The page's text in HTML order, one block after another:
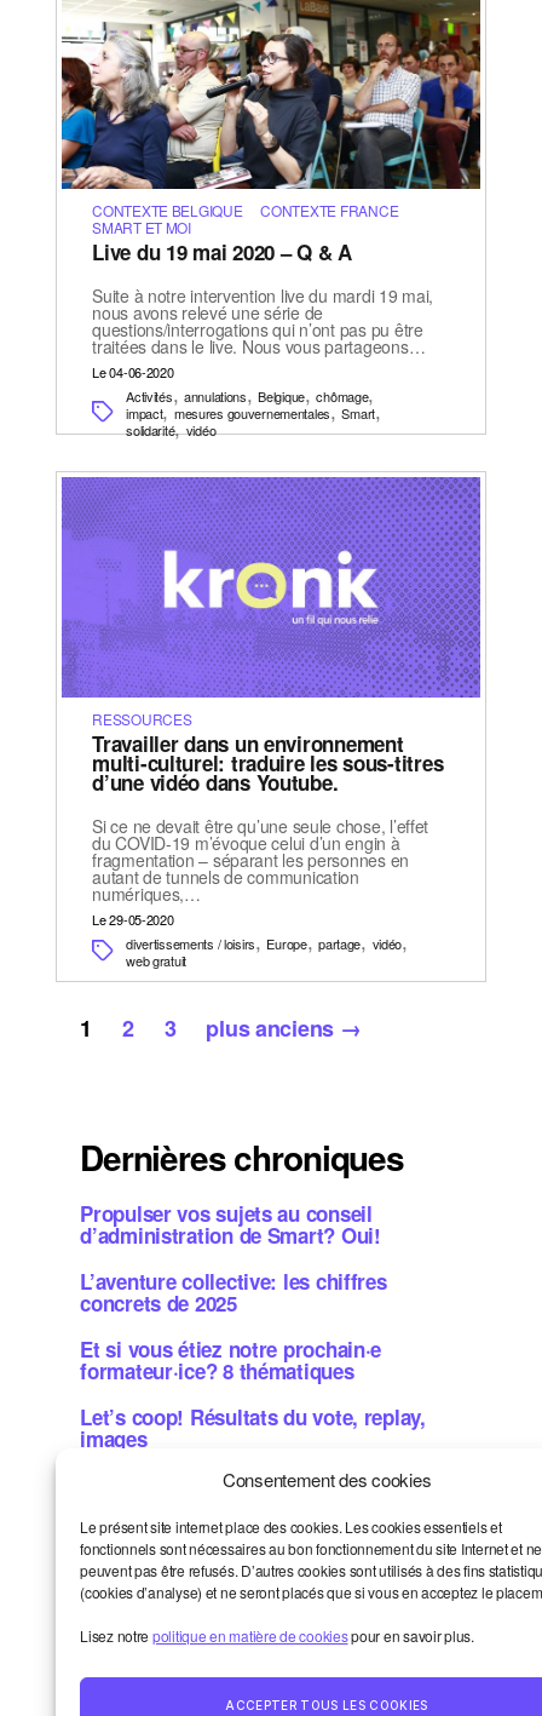
Consentement des cookies
Le présent site internet place des cookies. Les cookies essentiels et
fonctionnels sont nécessaires au bon fonctionnement du site Internet et ne
peuvent pas être refusés. D’autres cookies sont utilisés à des fins
(cookies d’analyse) et ne seront placés que si vous en acceptez le
Lisez notre politique en matière de cookiespour en savoir plus.
ACCEPTER TOUS LES COOKIES
CONTEXTE BELGIQUE
CONTEXTE FRANCE
SMART ET MOI
Live du 19 mai 2020 – Q & A
Suite à notre intervention live du mardi 19 mai,
nous avons relevé une série de
questions/interrogations qui n’ont pas pu être
traitées dans le live. Nous vous partageons…
Le 04-06-2020
Activités, annulations,Belgique,chômage,
impact,mesures gouvernementales,Smart,
solidarité,vidéo
RESSOURCES
Travailler dans un environnement
multi-culturel: traduire les sous-titres
d’une vidéo dans Youtube.
Si ce ne devait être qu’une seule chose, l’effet
du COVID-19 m’évoque celui d’un engin à
fragmentation – séparant les personnes en
autant de tunnels de communication
numériques,…
Le 29-05-2020
divertissements / loisirs, Europe,partage, vidéo,
web gratuit
Pagination
1 2 3 plus anciens →
Dernières chroniques
Propulser vos sujets au conseil
d’administration de Smart? Oui!
L’aventure collective: les chiffres
concrets de 2025
Et si vous étiez notre prochain·e
formateur·ice? 8 thématiques
Let’s coop! Résultats du vote, replay,
images
Métiers de la bande dessinée: une aide
Haut↑
Smart et moi
La vie de la communauté